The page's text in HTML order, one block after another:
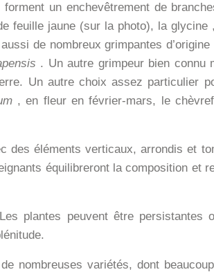
un enchevêtrement de
feuille jaune (sur la photo), la glycine,
de nombreux grimpantes
. Un autre grimpeur bien connu
Un autre choix assez particulier
, en fleur en février-mars, le
des éléments verticaux, arrondis et
équilibreront la composition et
Les plantes peuvent être persistantes
nombreuses variétés, dont